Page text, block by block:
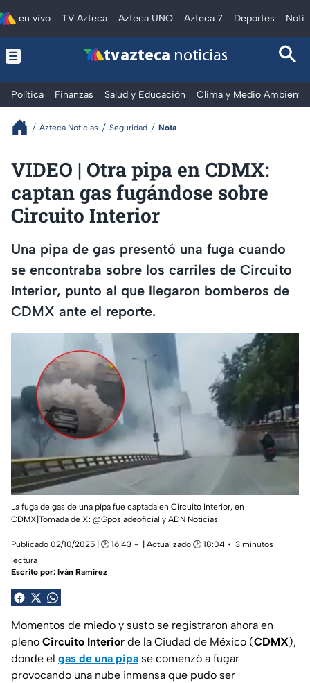
en vivo TV Azteca Azteca UNO Azteca 7 Deportes
tv azteca noticias
Política Finanzas Salud y Educación Clima y Medio Ambiente
Azteca Noticias Seguridad Nota
VIDEO | Otra pipa en CDMX:
captan gas fugándose sobre
Circuito Interior
Una pipa de gas presentó una fuga cuando
se encontraba sobre los carriles de Circuito
Interior, punto al que llegaron bomberos de
CDMX ante el reporte.
La fuga de gas de una pipa fue captada en Circuito Interior, en
CDMX|Tomada de X: @Gposiadeoficial y ADN Noticias
Publicado 02/10/2025 | 🕑 16:43 | Actualizado 🕑 18:04
3 minutos
lectura
Escrito por: Iván Ramírez
Momentos de miedo y susto se registraron ahora en
pleno Circuito Interior de la Ciudad de México (CDMX),
donde el gas de una pipa se comenzó a fugar
provocando una nube inmensa que pudo ser